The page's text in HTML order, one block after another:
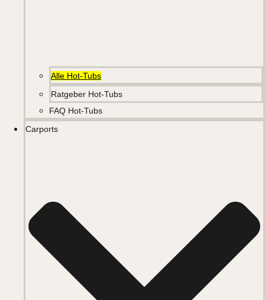
Alle Hot-Tubs
Ratgeber Hot-Tubs
FAQ Hot-Tubs
Carports